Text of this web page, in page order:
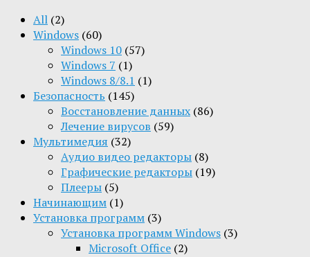
All (2)
Windows (60)
Windows 10 (57)
Windows 7 (1)
Windows 8/8.1 (1)
Безопасность (145)
Восстановление данных (86)
Лечение вирусов (59)
Мультимедия (32)
Aудио видео редакторы (8)
Графические редакторы (19)
Плееры (5)
Начинающим (1)
Установка программ (3)
Установка программ Windows (3)
Microsoft Office (2)